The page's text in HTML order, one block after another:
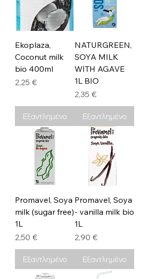
Ekoplaza,
Coconut milk
bio 400ml
Τιμή
2,25 €
Εξαντλημένο
NATURGREEN,
SOYA MILK
WITH AGAVE
1L BIO
Τιμή
2,35 €
Εξαντλημένο
Promavel, Soya
milk (sugar free)
1L
Τιμή
2,50 €
Εξαντλημένο
Promavel, Soya
- vanilla milk bio
1L
Τιμή
2,90 €
Εξαντλημένο